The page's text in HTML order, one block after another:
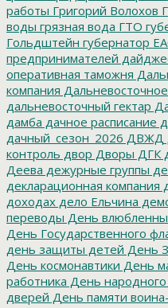
работы Григорий Волохов
воды грязная вода ГТО
Гольдштейн губернатор
предпринимателей
оперативная таможня
компания
дальневосточный гектар
дамба дачное расписание
дачный_сезон_2026 ДВЖД
контроль двор Дворы ДГК
Деева дежурные группы
декларационная компания
доходах дело Ельчина
переводы День
День Государственного
день защиты детей День
День космонавтики День
работника День
дверей День памяти